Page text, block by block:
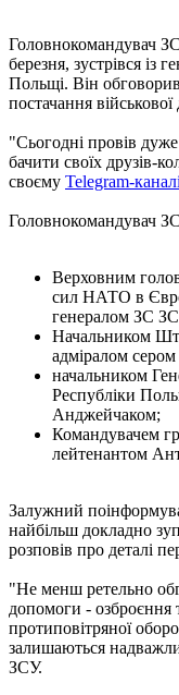
Головнокомандувач
березня, зустрівся із
Польщі. Він
постачання
"Сьогодні провів
бачити своїх друзів-
своєму Telegram-каналі
Головнокомандувач
Верховним
сил НАТО в
генералом ЗС
Начальником
адміралом
начальником
Республіки
Анджейчаком;
Командувачем
лейтенантом
Залужний
найбільш докладно
розповів про деталі
"Не менш ретельно
допомоги - озброєння
протиповітряної
залишаються
ЗСУ.